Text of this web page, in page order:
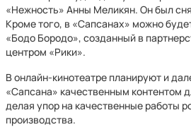
«Нежность» Анны Меликян. Он был
Кроме того, в «Сапсанах» можно
«Бодо Бородо», созданный в
центром «Рики».
В онлайн-кинотеатре планируют и
«Сапсана» качественным контентом
делая упор на качественные работы
производства.